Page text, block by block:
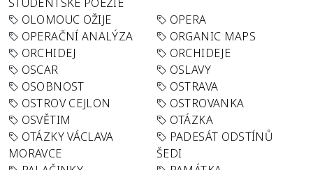
OLOMOUC OŽIJE
OPERA
OPERAČNÍ ANALÝZA
ORGANIC MAPS
ORCHIDEJ
ORCHIDEJE
OSCAR
OSLAVY
OSOBNOST
OSTRAVA
OSTROV CEJLON
OSTROVANKA
OSVĚTIM
OTÁZKA
OTÁZKY VÁCLAVA
MORAVCE
PADESÁT ODSTÍNŮ
ŠEDI